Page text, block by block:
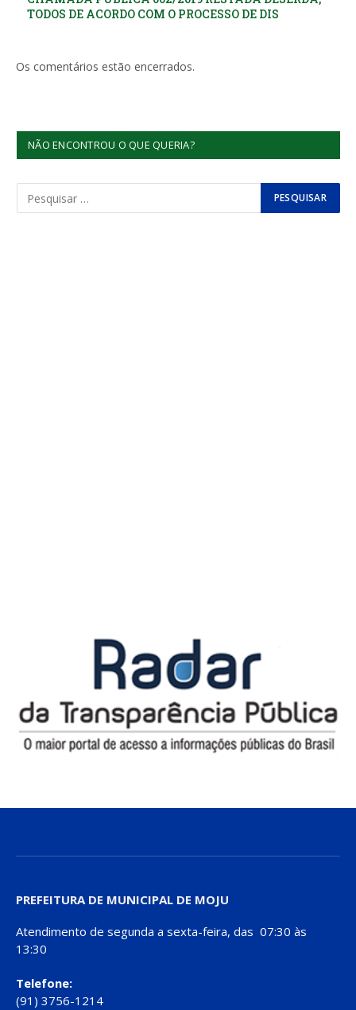
TODOS DE ACORDO COM O PROCESSO DE DIS
Os comentários estão encerrados.
NÃO ENCONTROU O QUE QUERIA?
PREFEITURA DE MUNICIPAL DE MOJU
Atendimento de segunda a sexta-feira, das 07:30 às
13:30
Telefone:
(91) 3756-1214